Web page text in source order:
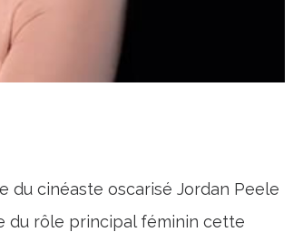
du cinéaste oscarisé Jordan Peele
du rôle principal féminin cette